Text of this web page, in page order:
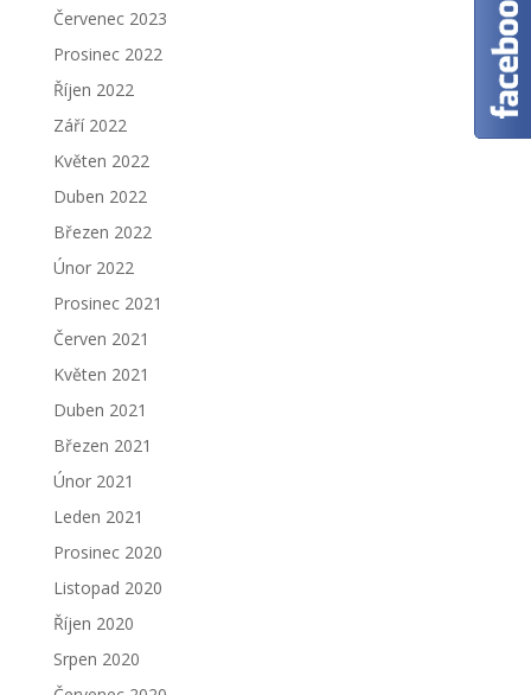
Červenec 2023
Prosinec 2022
Říjen 2022
Září 2022
Květen 2022
Duben 2022
Březen 2022
Únor 2022
Prosinec 2021
Červen 2021
Květen 2021
Duben 2021
Březen 2021
Únor 2021
Leden 2021
Prosinec 2020
Listopad 2020
Říjen 2020
Srpen 2020